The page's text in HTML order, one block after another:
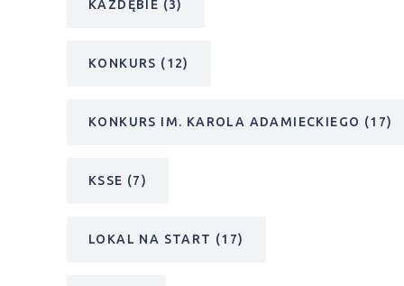
KAZDĘBIE (3)
KONKURS (12)
KONKURS IM. KAROLA ADAMIECKIEGO (17)
KSSE (7)
LOKAL NA START (17)